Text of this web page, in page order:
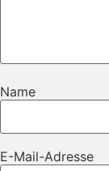
Name
E-Mail-Adresse